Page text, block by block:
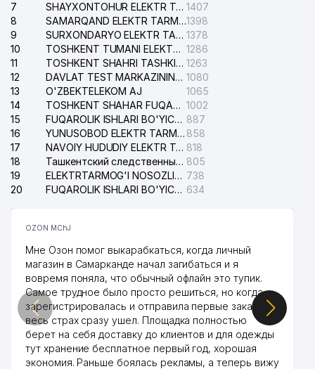
7
SHAYXONTOHUR ELEKTR TARMOG'I NOSOZLIKLARINI TUZATISH XIZMATI 1407
8
SAMARQAND ELEKTR TARMOQLARI AJ1398
9
SURXONDARYO ELEKTR TARMOQLARI AJ 1378
10
TOSHKENT TUMANI ELEKTR TARMOG'I AVARIYA XIZMATI 1286
11
TOSHKENT SHAHRI TASHKILOT TELEFONLARI HAQIDA MA'LUMOT BYUROSI 1263
12
DAVLAT TEST MARKAZINING ISHONCH TELEFONLARI 1080
13
O'ZBEKTELEKOM AJ
1065
14
TOSHKENT SHAHAR FUQAROLIK ISHLARI BO'YICHA SUDI 1002
15
FUQAROLIK ISHLARI BO'YICHA YAKKASAROY TUMANLARARO SUDI 887
16
YUNUSOBOD ELEKTR TARMOG'I NOSOZLIKLARI XIZMATI 858
17
NAVOIY HUDUDIY ELEKTR TARMOQLARI KORXONASI AJ 818
18
Ташкентский следственный изолятор 805
19
ELEKTRTARMOG'I NOSOZLIKLARINI TO'ZATISH SERGELI XIZMATI 738
20
FUQAROLIK ISHLARI BO'YICHA UCH-TEPA TUMANI SUDI 634
OZON MChJ
Мне Озон помог выкарабкаться, когда личный
магазин в Самарканде начал загибаться и я
вовремя поняла, что обычный офлайн это тупик.
Самое трудное было просто решиться, но когда
зарегистрировалась и отправила первые заказы,
весь страх сразу ушел. Площадка полностью
берет на себя доставку до клиентов и для одежды
тут хранение бесплатное первый год, хорошая
экономия. Раньше боялась рекламы, а теперь вижу